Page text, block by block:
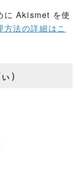
に Akismet を使
方法の詳細はこ
）